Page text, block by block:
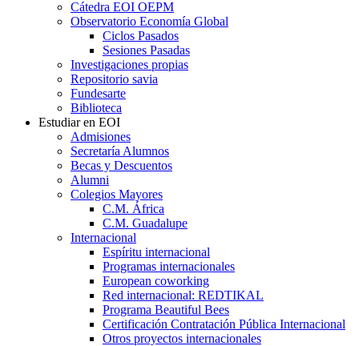
Cátedra EOI OEPM
Observatorio Economía Global
Ciclos Pasados
Sesiones Pasadas
Investigaciones propias
Repositorio savia
Fundesarte
Biblioteca
Estudiar en EOI
Admisiones
Secretaría Alumnos
Becas y Descuentos
Alumni
Colegios Mayores
C.M. África
C.M. Guadalupe
Internacional
Espíritu internacional
Programas internacionales
European coworking
Red internacional: REDTIKAL
Programa Beautiful Bees
Certificación Contratación Pública Internacional
Otros proyectos internacionales